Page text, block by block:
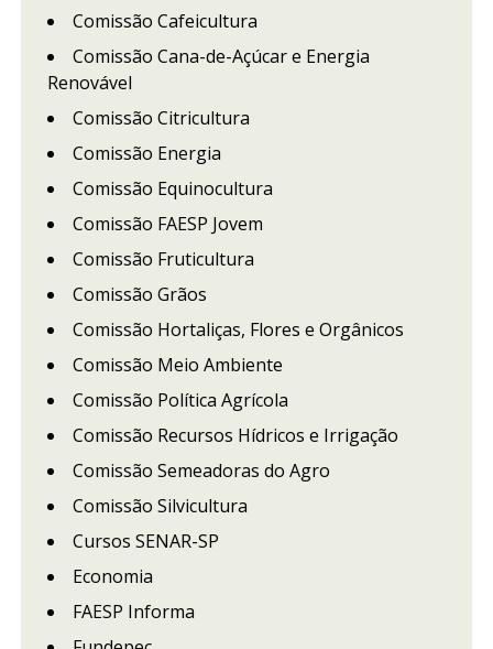
Comissão Cafeicultura
Comissão Cana-de-Açúcar e Energia
Renovável
Comissão Citricultura
Comissão Energia
Comissão Equinocultura
Comissão FAESP Jovem
Comissão Fruticultura
Comissão Grãos
Comissão Hortaliças, Flores e Orgânicos
Comissão Meio Ambiente
Comissão Política Agrícola
Comissão Recursos Hídricos e Irrigação
Comissão Semeadoras do Agro
Comissão Silvicultura
Cursos SENAR-SP
Economia
FAESP Informa